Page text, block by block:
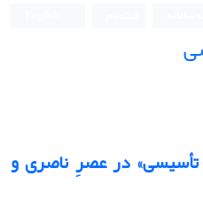
تأسیسی» در عصرِ ناصری و